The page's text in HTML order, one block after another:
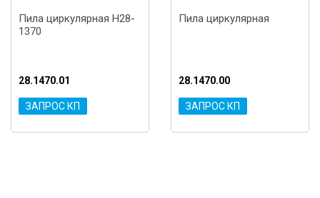
Пила циркулярная H28-
1370
28.1470.01
ЗАПРОС КП
Пила циркулярная
28.1470.00
ЗАПРОС КП